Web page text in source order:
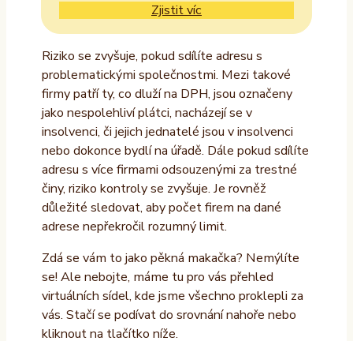
Zjistit víc
Riziko se zvyšuje, pokud sdílíte adresu s
problematickými společnostmi. Mezi takové
firmy patří ty, co dluží na DPH, jsou označeny
jako nespolehliví plátci, nacházejí se v
insolvenci, či jejich jednatelé jsou v insolvenci
nebo dokonce bydlí na úřadě. Dále pokud sdílíte
adresu s více firmami odsouzenými za trestné
činy, riziko kontroly se zvyšuje. Je rovněž
důležité sledovat, aby počet firem na dané
adrese nepřekročil rozumný limit.
Zdá se vám to jako pěkná makačka? Nemýlíte
se! Ale nebojte, máme tu pro vás přehled
virtuálních sídel, kde jsme všechno proklepli za
vás. Stačí se podívat do srovnání nahoře nebo
kliknout na tlačítko níže.